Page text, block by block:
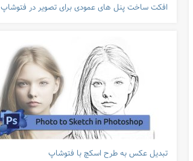
افکت ساخت پنل های عمودی برای تصویر در فتوشاپ
تبدیل عکس به طرح اسکچ با فتوشاپ